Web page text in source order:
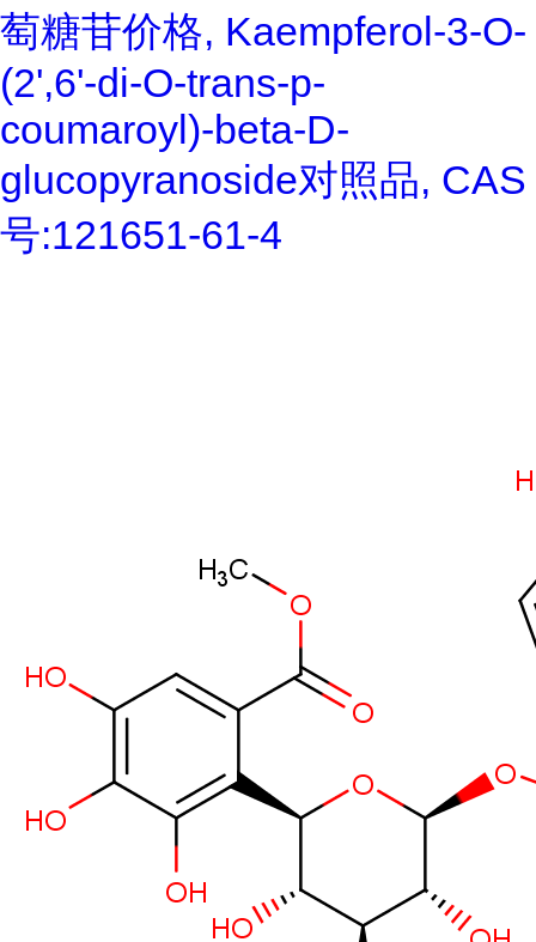
萄糖苷价格, Kaempferol-3-O-
(2',6'-di-O-trans-p-
coumaroyl)-beta-D-
glucopyranoside对照品, CAS
号:121651-61-4